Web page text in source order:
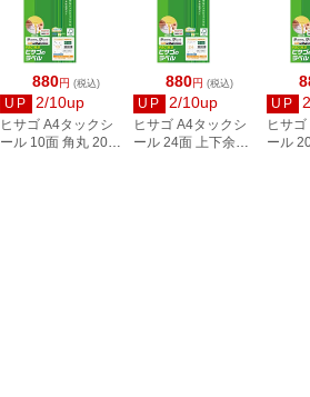
880円 (税込)
UP 2/10up
ヒサゴ A4タックシ
ール 10面 角丸 20シ
880円 (税込)
UP 2/10up
ヒサゴ A4タックシ
ール 24面 上下余白
UP
ヒサ
ール